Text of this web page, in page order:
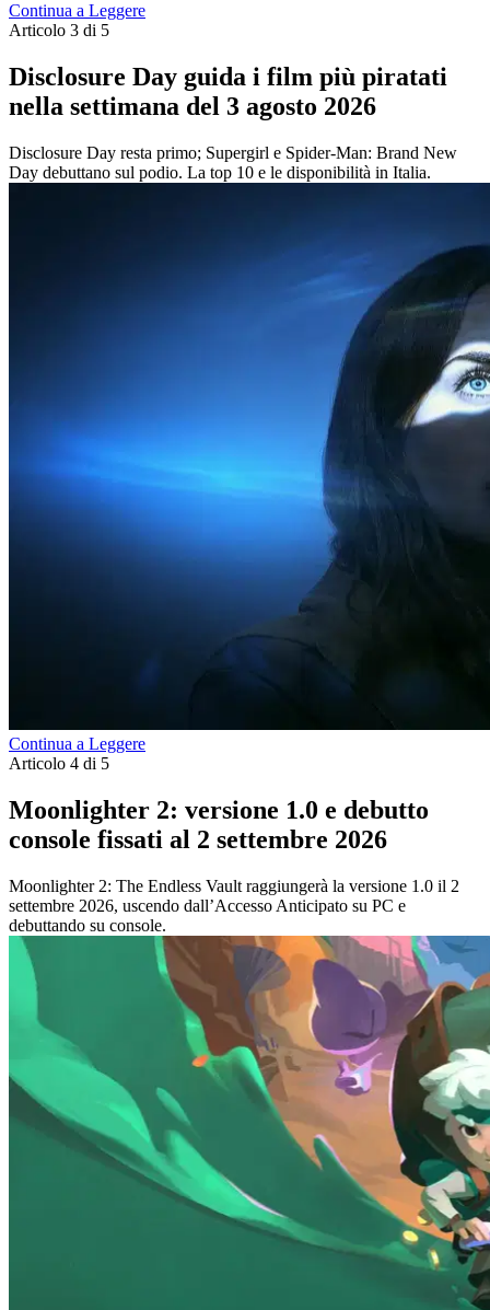
Continua a Leggere
Articolo 3 di 5
Disclosure Day guida i film più piratati
nella settimana del 3 agosto 2026
Disclosure Day resta primo; Supergirl e Spider-Man: Brand New
Day debuttano sul podio. La top 10 e le disponibilità in Italia.
Continua a Leggere
Articolo 4 di 5
Moonlighter 2: versione 1.0 e debutto
console fissati al 2 settembre 2026
Moonlighter 2: The Endless Vault raggiungerà la versione 1.0 il 2
settembre 2026, uscendo dall’Accesso Anticipato su PC e
debuttando su console.